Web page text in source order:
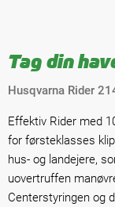
Tag din
Husqvarna Rider
Effektiv Rider med
for førsteklasses
hus- og landejere,
uovertruffen
Centerstyringen og